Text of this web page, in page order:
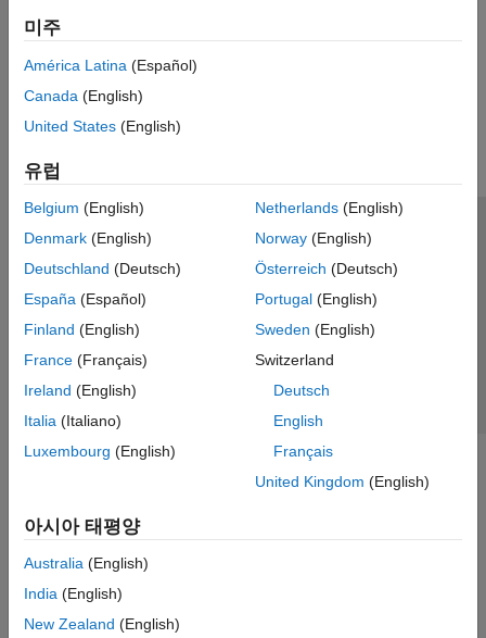
미주
América Latina (Español)
Canada (English)
United States (English)
유럽
Belgium (English)
Denmark (English)
Deutschland (Deutsch)
España (Español)
Finland (English)
France (Français)
Ireland (English)
Italia (Italiano)
Luxembourg (English)
Netherlands(English)
Norway(English)
Österreich (Deutsch)
Portugal(English)
Sweden (English)
Switzerland
Deutsch
English
Français
United Kingdom (English)
아시아 태평양
Australia (English)
India (English)
New Zealand (English)
신뢰 센터 등록 상표 개인정보 취급방침
불법 복제 방지
애플리케이션 상태
© 1994-2026 The MathWorks, Inc.